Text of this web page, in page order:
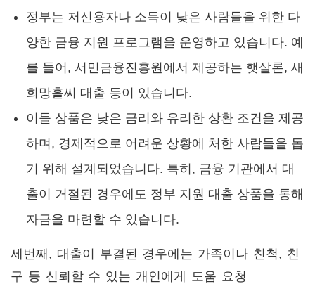
정부는 저신용자나 소득이 낮은 사람들을 위한 다
양한 금융 지원 프로그램을 운영하고 있습니다. 예
를 들어, 서민금융진흥원에서 제공하는 햇살론, 새
희망홀씨 대출 등이 있습니다.
이들 상품은 낮은 금리와 유리한 상환 조건을 제공
하며, 경제적으로 어려운 상황에 처한 사람들을 돕
기 위해 설계되었습니다. 특히, 금융 기관에서 대
출이 거절된 경우에도 정부 지원 대출 상품을 통해
자금을 마련할 수 있습니다.
세번째, 대출이 부결된 경우에는 가족이나 친척, 친
구 등 신뢰할 수 있는 개인에게 도움 요청